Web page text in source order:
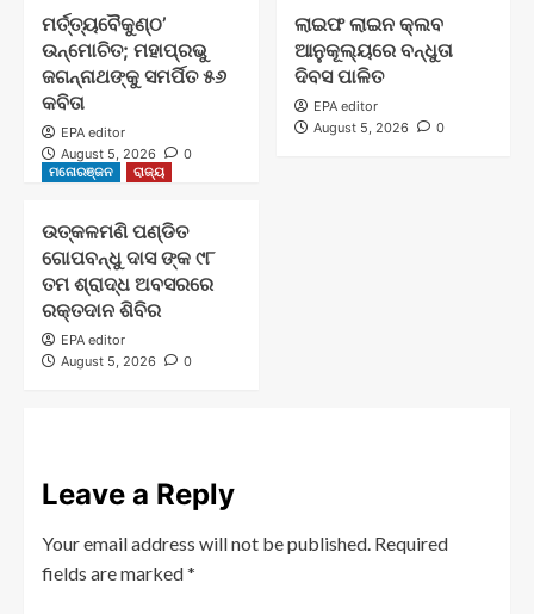
ମର୍ତ୍ତ୍ୟବୈକୁଣ୍ଠ’
ଉନ୍ମୋଚିତ; ମହାପ୍ରଭୁ
ଜଗନ୍ନାଥଙ୍କୁ ସମର୍ପିତ ୫୬
କବିତା
EPA editor
August 5, 2026
0
ଲାଇଫ ଲାଇନ କ୍ଲବ
ଆନୁକୂଲ୍ୟରେ ବନ୍ଧୁତା
ଦିବସ ପାଳିତ
EPA editor
August 5, 2026
0
ମନୋରଞ୍ଜନ ରାଜ୍ୟ
ଉତ୍କଳମଣି ପଣ୍ଡିତ
ଗୋପବନ୍ଧୁ ଦାସ ଙ୍କ ୯୮
ତମ ଶ୍ରାଦ୍ଧ ଅବସରରେ
ରକ୍ତଦାନ ଶିବିର
EPA editor
August 5, 2026
0
Leave a Reply
Your email address will not be published. Required
fields are marked*